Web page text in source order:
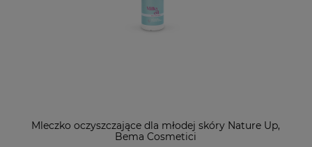
Mleczko oczyszczające dla młodej skóry Nature Up,
Bema Cosmetici